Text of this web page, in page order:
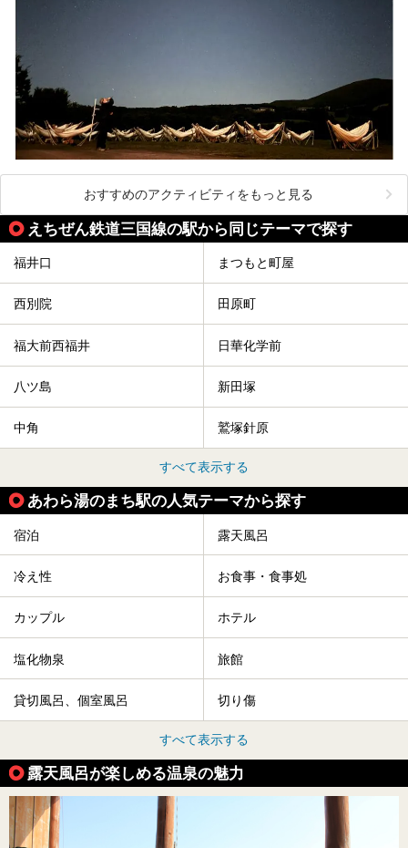
おすすめのアクティビティをもっと見る
えちぜん鉄道三国線の駅から同じテーマで探す
福井口 まつもと町屋
西別院 田原町
福大前西福井 日華化学前
八ツ島 新田塚
中角 鷲塚針原
すべて表示する
あわら湯のまち駅の人気テーマから探す
宿泊 露天風呂
冷え性 お食事・食事処
カップル ホテル
塩化物泉 旅館
貸切風呂、個室風呂 切り傷
すべて表示する
露天風呂が楽しめる温泉の魅力